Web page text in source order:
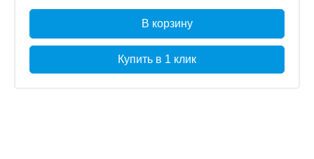
В корзину
Купить в 1 клик